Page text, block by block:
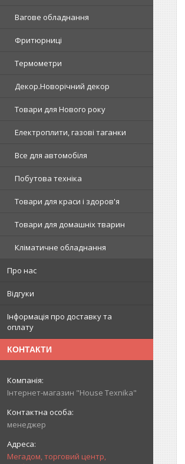
Вагове обладнання
Фритюрниці
Термометри
Декор.Новорічний декор
Товари для Нового року
Електроплити, газові таганки
Все для автомобіля
Побутова техніка
Товари для краси і здоров'я
Товари для домашніх тварин
Кліматичне обладнання
Про нас
Відгуки
Інформація про доставку та
оплату
КОНТАКТИ
Інтернет-магазин "House Texnika"
менеджер
Мегадом, торговий центр,